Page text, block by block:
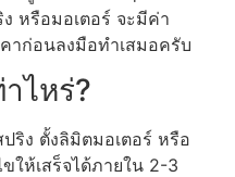
หรือมอเตอร์ จะมีค่า
าก่อนลงมือทำเสมอครับ
ไหร่?
ริง ตั้งลิมิตมอเตอร์ หรือ
ให้เสร็จได้ภายใน 2-3